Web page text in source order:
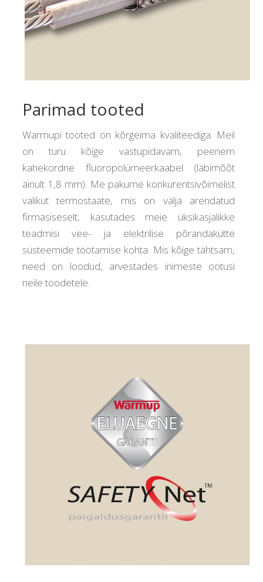
Parimad tooted
Warmupi tooted on kõrgeima kvaliteediga. Meil
on turu kõige vastupidavam, peenem
kahekordne fluoropolümeerkaabel (läbimõõt
ainult 1,8 mm). Me pakume konkurentsivõimelist
valikut termostaate, mis on välja arendatud
firmasiseselt, kasutades meie üksikasjalikke
teadmisi vee- ja elektrilise põrandakütte
süsteemide töötamise kohta. Mis kõige tähtsam,
need on loodud, arvestades inimeste ootusi
neile toodetele.